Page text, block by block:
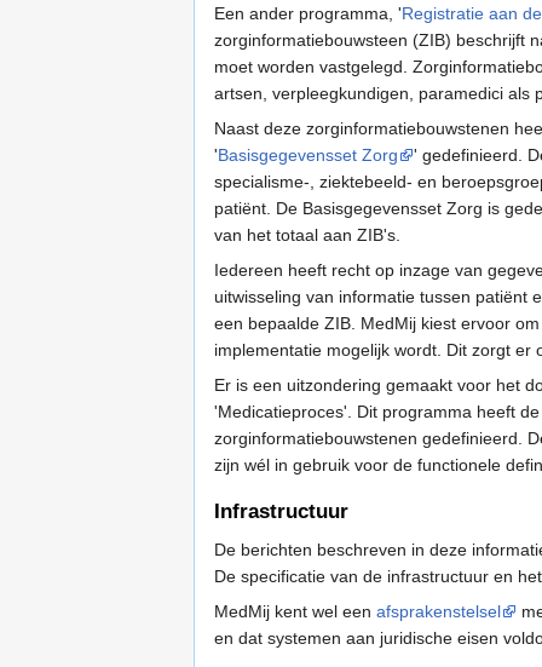
Een ander programma, 'Registratie aan
zorginformatiebouwsteen (ZIB) beschrijft
moet worden vastgelegd.
artsen, verpleegkundigen, paramedici als
Naast deze zorginformatiebouwstenen
'Basisgegevensset Zorg
' gedefinieerd.
specialisme-, ziektebeeld- en
patiënt. De Basisgegevensset Zorg is
van het totaal aan ZIB's.
Iedereen heeft recht op inzage van
uitwisseling van informatie tussen patiënt
een bepaalde ZIB. MedMij kiest ervoor
implementatie mogelijk wordt. Dit zorgt
Er is een uitzondering gemaakt voor het
'Medicatieproces'. Dit programma heeft
zorginformatiebouwstenen gedefinieerd.
zijn wél in gebruik voor de functionele
Infrastructuur
De berichten beschreven in deze
De specificatie van de infrastructuur en
MedMij kent wel een afsprakenstelsel
en dat systemen aan juridische eisen